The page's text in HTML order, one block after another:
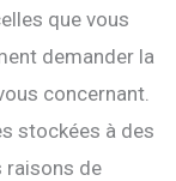
que vous
demander la
concernant.
stockées à des
raisons de